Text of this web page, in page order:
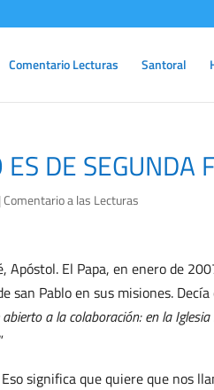
Comentario Lecturas Santoral
DE SEGUNDA
Comentario a las Lecturas
Apóstol. El Papa, en enero de
Pablo en sus misiones. Decía
a la colaboración: en la
significa que quiere que nos